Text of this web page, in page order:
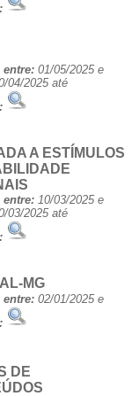
entre: 01/05/2025 e
04/2025 até
A ESTÍMULOS
entre: 10/03/2025 e
03/2025 até
MG
entre: 02/01/2025 e
DE